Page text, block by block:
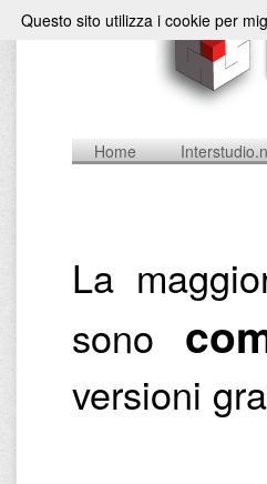
Home
La
sono
versioni
Questo sito utilizza i cookie per